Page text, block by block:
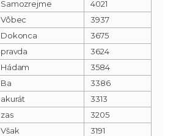
Samozrejme
4021
Vôbec
3937
Dokonca
3675
pravda
3624
Hádam
3584
Ba
3386
akurát
3313
zas
3205
Však
3191